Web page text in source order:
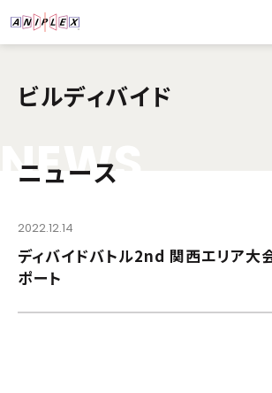
ビルディバイド
NEWS
ニュース
2022.12.14
ディバイドバトル2nd 関西エリア
ポート